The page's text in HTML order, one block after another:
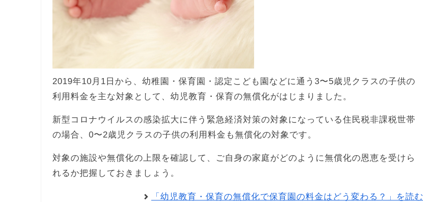
2019年10月1日から、幼稚園・保育園・認定こども園などに通う3〜5歳児クラスの子供の
利用料金を主な対象として、幼児教育・保育の無償化がはじまりました。
新型コロナウイルスの感染拡大に伴う緊急経済対策の対象になっている住民税非課税世帯
の場合、0〜2歳児クラスの子供の利用料金も無償化の対象です。
対象の施設や無償化の上限を確認して、ご自身の家庭がどのように無償化の恩恵を受けら
れるか把握しておきましょう。
「幼児教育・保育の無償化で保育園の料金はどう変わる？」を読む